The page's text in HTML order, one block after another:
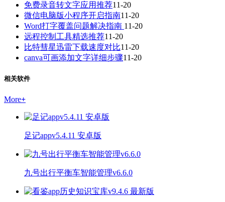
免费录音转文字应用推荐11-20
微信电脑版小程序开启指南11-20
Word打字覆盖问题解决指南 11-20
远程控制工具精选推荐11-20
比特彗星迅雷下载速度对比11-20
canva可画添加文字详细步骤11-20
相关软件
More+
足记appv5.4.11 安卓版
九号出行平衡车智能管理v6.6.0